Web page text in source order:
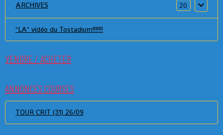
ARCHIVES 20
"LA" vidéo du Tostadium!!!!!!!
VENDRE / ACHETER
ANNONCES COURSES
TOUR CRIT (31) 26/09